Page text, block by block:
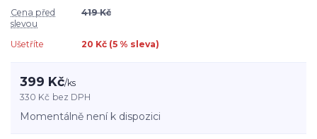
Cena před
slevou
419 Kč
Ušetříte 20 Kč (5 % sleva)
399 Kč/ks
330 Kč bez DPH
Momentálně není k dispozici